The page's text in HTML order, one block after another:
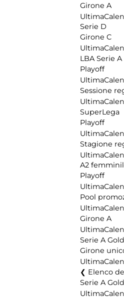
Girone A
Ultima
Serie D
Girone C
Ultima
LBA Serie A
Playoff
Ultima
Sessione
Ultima
SuperLega
Playoff
Ultima
Stagione
Ultima
A2
Playoff
Ultima
Pool
Ultima
Girone A
Ultima
Serie A Gold
Girone
Ultima
Elenco
Serie A
Ultima